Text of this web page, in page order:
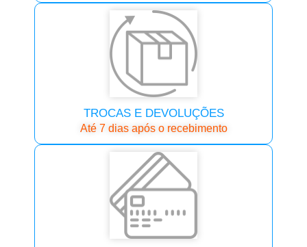
TROCAS E DEVOLUÇÕES
Até 7 dias após o recebimento